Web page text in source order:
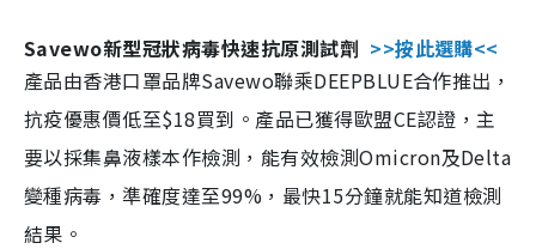
Savewo新型冠狀病毒快速抗原測試劑 >>按此選購<<
產品由香港口罩品牌Savewo聯乘DEEPBLUE合作推出，
抗疫優惠價低至$18買到。產品已獲得歐盟CE認證，主
要以採集鼻液樣本作檢測，能有效檢測Omicron及Delta
變種病毒，準確度達至99%，最快15分鐘就能知道檢測
結果。